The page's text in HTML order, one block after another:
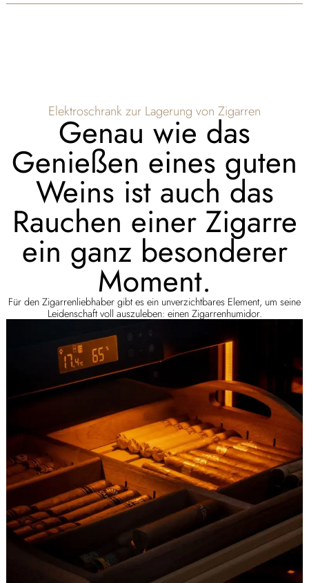
Elektroschrank zur Lagerung von Zigarren
Genau wie das
Genießen eines guten
Weins ist auch das
Rauchen einer Zigarre
ein ganz besonderer
Moment.
Für den Zigarrenliebhaber gibt es ein unverzichtbares Element, um seine
Leidenschaft voll auszuleben: einen Zigarrenhumidor.